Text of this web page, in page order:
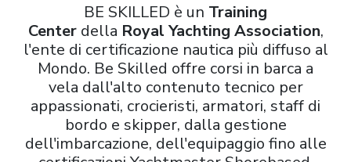
BE SKILLED è un Training
Center della Royal Yachting Association,
l'ente di certificazione nautica più diffuso al
Mondo. Be Skilled offre corsi in barca a
vela dall'alto contenuto tecnico per
appassionati, crocieristi, armatori, staff di
bordo e skipper, dalla gestione
dell'imbarcazione, dell'equipaggio fino alle